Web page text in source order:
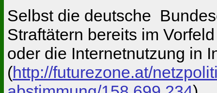
Selbst die deutsche
Straftätern bereits im
oder die Internetnutzung in
(http://futurezone.at/